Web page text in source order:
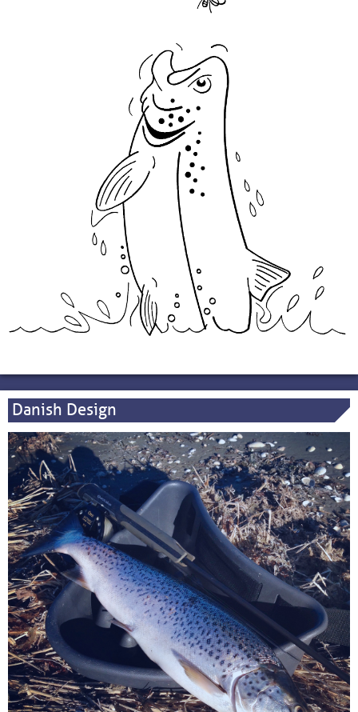
Danish Design